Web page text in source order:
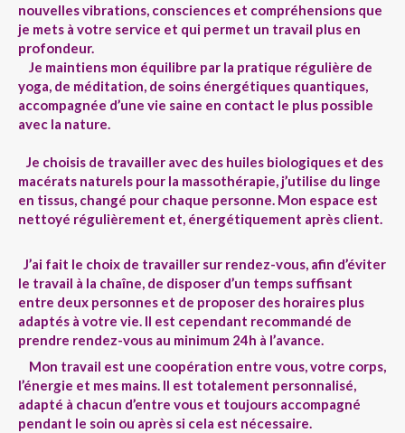
nouvelles vibrations, consciences et compréhensions que
je mets à votre service et qui permet un travail plus en
profondeur.
Je maintiens mon équilibre par la pratique régulière de
yoga, de méditation, de soins énergétiques quantiques,
accompagnée d’une vie saine en contact le plus possible
avec la nature.
Je choisis de travailler avec des huiles biologiques et des
macérats naturels pour la massothérapie, j’utilise du linge
en tissus, changé pour chaque personne. Mon espace est
nettoyé régulièrement et, énergétiquement après client.
J’ai fait le choix de travailler sur rendez-vous, afin d’éviter
le travail à la chaîne, de disposer d’un temps suffisant
entre deux personnes et de proposer des horaires plus
adaptés à votre vie. Il est cependant recommandé de
prendre rendez-vous au minimum 24h à l’avance.
Mon travail est une coopération entre vous, votre corps,
l’énergie et mes mains. Il est totalement personnalisé,
adapté à chacun d’entre vous et toujours accompagné
pendant le soin ou après si cela est nécessaire.